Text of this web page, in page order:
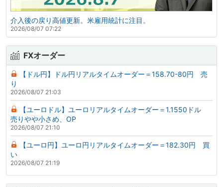
介入後の戻り高値更新。米雇用統計に注目。
2026/08/07 07:22
FXオーダー
【ドル円】ドル円リアルタイムオーダー＝158.70-80円 売
り
2026/08/07 21:03
【ユーロドル】ユーロリアルタイムオーダー＝1.1550ドル
売りやや小さめ、OP
2026/08/07 21:10
【ユーロ円】ユーロ円リアルタイムオーダー＝182.30円 買
い
2026/08/07 21:19